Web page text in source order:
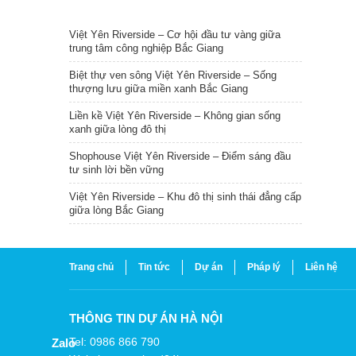
Việt Yên Riverside – Cơ hội đầu tư vàng giữa
trung tâm công nghiệp Bắc Giang
Biệt thự ven sông Việt Yên Riverside – Sống
thượng lưu giữa miền xanh Bắc Giang
Liền kề Việt Yên Riverside – Không gian sống
xanh giữa lòng đô thị
Shophouse Việt Yên Riverside – Điểm sáng đầu
tư sinh lời bền vững
Việt Yên Riverside – Khu đô thị sinh thái đẳng cấp
giữa lòng Bắc Giang
Trang chủ Tin tức Dự án Pháp lý Liên hệ
THÔNG TIN DỰ ÁN HÀ NỘI
Tel: 0986 866 790
Zalo